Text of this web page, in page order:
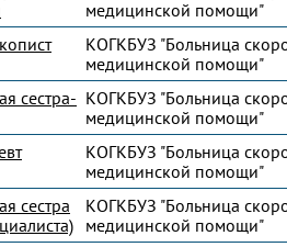
медицинской помощи"
КОГКБУЗ "Больница
медицинской помощи"
сестра- КОГКБУЗ "Больница
медицинской помощи"
КОГКБУЗ "Больница
медицинской помощи"
сестра
КОГКБУЗ "Больница
медицинской помощи"